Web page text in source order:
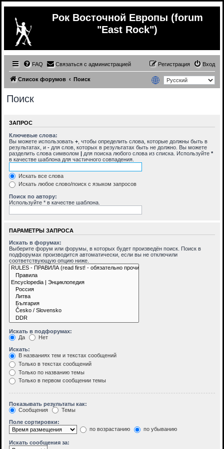
Рок Восточной Европы (forum
"East Rock")
FAQ Связаться с администрацией Вход
Регистрация
Список форумов Поиск
Поиск
ЗАПРОС
Ключевые слова:
Вы можете использовать + , чтобы определить слова, которые должны быть в
результатах, и - для слов, которых в результатах быть не должно. Вы можете
разделить слова символом | для поиска любого слова из списка. Используйте *
в качестве шаблона для частичного совпадения.
Искать все слова
Искать любое слово/поиск с языком запросов
Поиск по автору:
Используйте * в качестве шаблона.
ПАРАМЕТРЫ ЗАПРОСА
Искать в форумах:
Выберите форум или форумы, в которых будет произведён поиск. Поиск в
подфорумах производится автоматически, если вы не отключили
соответствующую опцию ниже.
Искать в подфорумах:
Да
Нет
Искать:
В названиях тем и текстах сообщений
Только в текстах сообщений
Только по названию темы
Только в первом сообщении темы
Показывать результаты как:
Сообщения
Темы
Поле сортировки:
по возрастанию
по убыванию
Искать сообщения за: